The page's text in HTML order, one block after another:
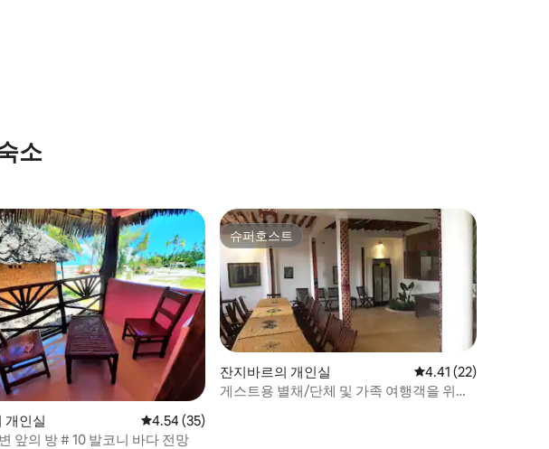
소
기 10개
개인실
평점 4.54점(5점 만점), 후기 35개
4.54 (35)
앞의 방 # 10 발코니 바다 전망
슈퍼호스트
슈퍼호스트
잔지바르의 개인실 평점 4.41점(5점 만점
4.41 (22)
게스트용 별채/단체 및 가족 여행객을 위한